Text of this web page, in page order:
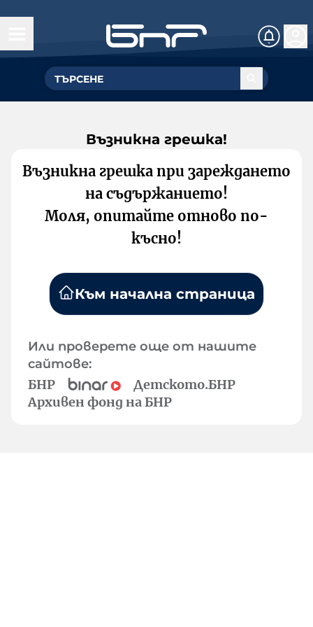
Възникна грешка!
Възникна грешка при зареждането
на съдържанието!
Моля, опитайте отново по-
късно!
Към начална страница
Или проверете още от нашите
сайтове:
БНР
Детското.БНР
Архивен фонд на БНР